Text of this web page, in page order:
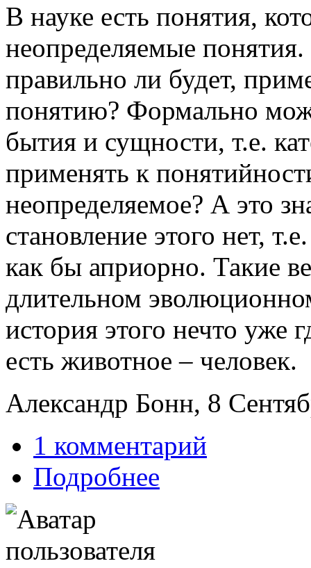
В науке есть понятия,
неопределяемые
правильно ли будет,
понятию? Формально
бытия и сущности, т.е.
применять к
неопределяемое? А это
становление этого нет,
как бы априорно. Такие
длительном
история этого нечто уже
есть животное – человек.
Александр Бонн, 8
1 комментарий
Подробнее